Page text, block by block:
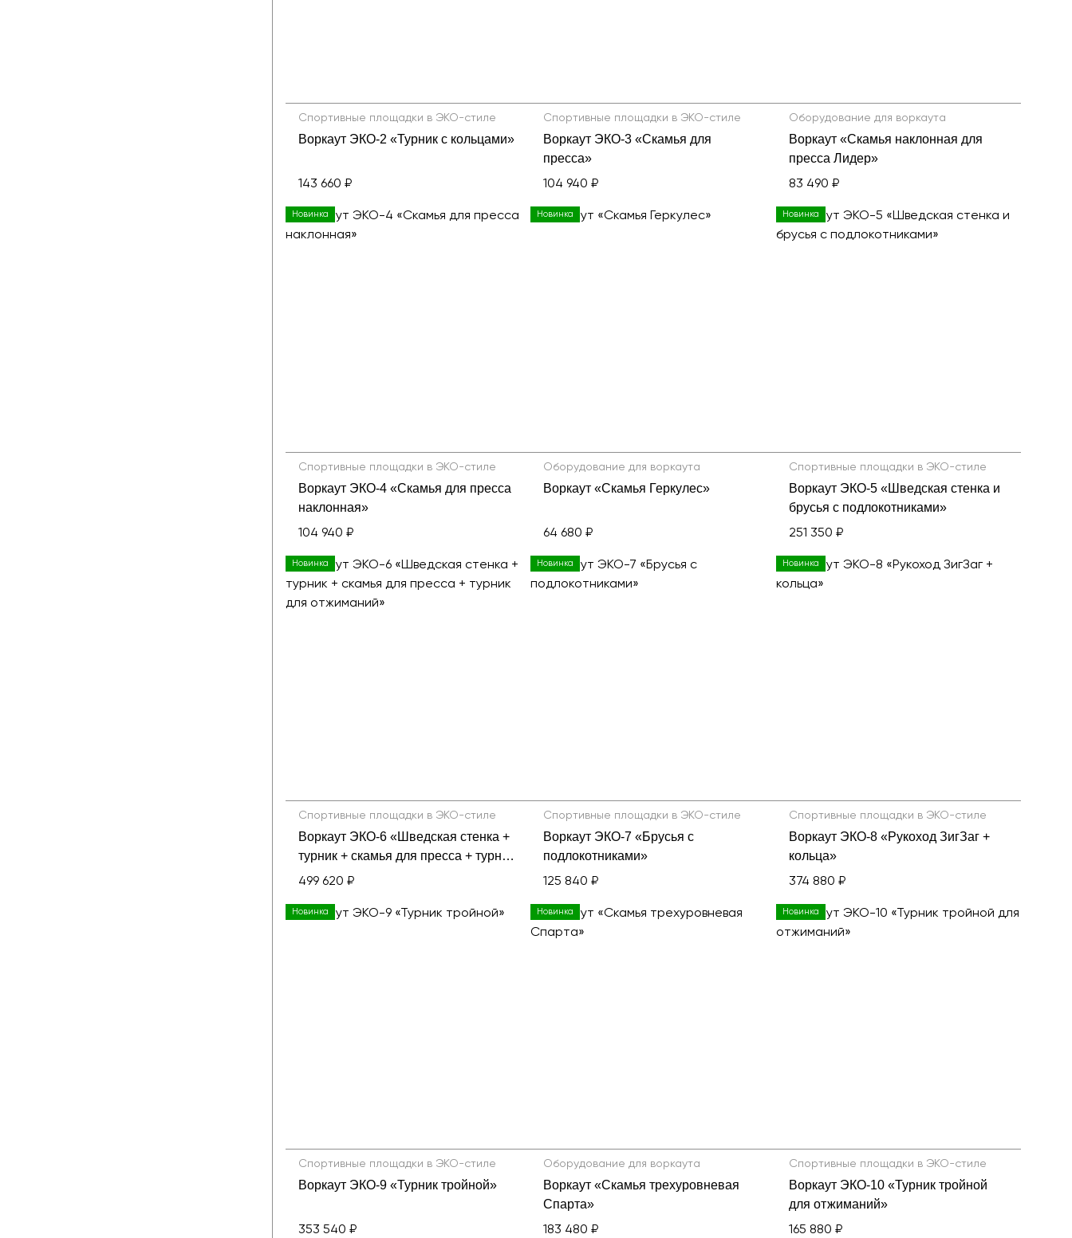
Песочницы
Игровые элементы
Показать все товары
Спортивные площадки в ЭКО-стиле
Воркаут ЭКО-2 «Турник с кольцами»
143 660 ₽
Спортивные площадки в ЭКО-стиле
Воркаут ЭКО-3 «Скамья для
пресса»
104 940 ₽
Оборудование для воркаута
Воркаут «Скамья наклонная для
пресса Лидер»
83 490 ₽
Новинка
Спортивные площадки в ЭКО-стиле
Воркаут ЭКО-4 «Скамья для пресса
наклонная»
104 940 ₽
Новинка
Оборудование для воркаута
Воркаут «Скамья Геркулес»
64 680 ₽
Новинка
Спортивные площадки в ЭКО-стиле
Воркаут ЭКО-5 «Шведская стенка и
брусья с подлокотниками»
251 350 ₽
Новинка
Спортивные площадки в ЭКО-стиле
Воркаут ЭКО-6 «Шведская стенка +
турник + скамья для пресса + турник
для отжиманий»
499 620 ₽
Новинка
Спортивные площадки в ЭКО-стиле
Воркаут ЭКО-7 «Брусья с
подлокотниками»
125 840 ₽
Новинка
Спортивные площадки в ЭКО-стиле
Воркаут ЭКО-8 «Рукоход ЗигЗаг +
кольца»
374 880 ₽
Новинка
Спортивные площадки в ЭКО-стиле
Воркаут ЭКО-9 «Турник тройной»
353 540 ₽
Новинка
Оборудование для воркаута
Воркаут «Скамья трехуровневая
Спарта»
183 480 ₽
Новинка
Спортивные площадки в ЭКО-стиле
Воркаут ЭКО-10 «Турник тройной
для отжиманий»
165 880 ₽